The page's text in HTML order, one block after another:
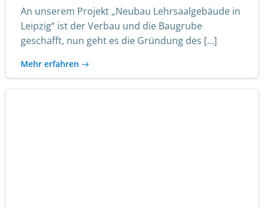
An unserem Projekt „Neubau Lehrsaalgebäude in
Leipzig“ ist der Verbau und die Baugrube
geschafft, nun geht es die Gründung des […]
Mehr erfahren